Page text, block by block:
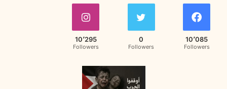
10٬085
Followers
0
Followers
10٬295
Followers